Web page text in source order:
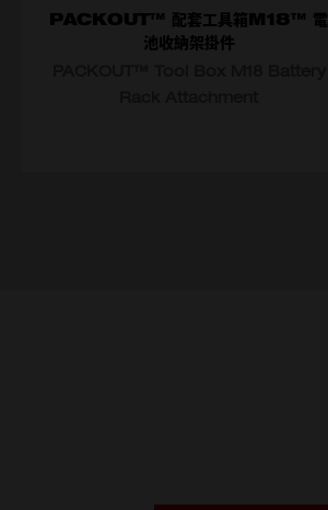
PACKOUT™ 配套工具箱M18™ 電
池收納架掛件